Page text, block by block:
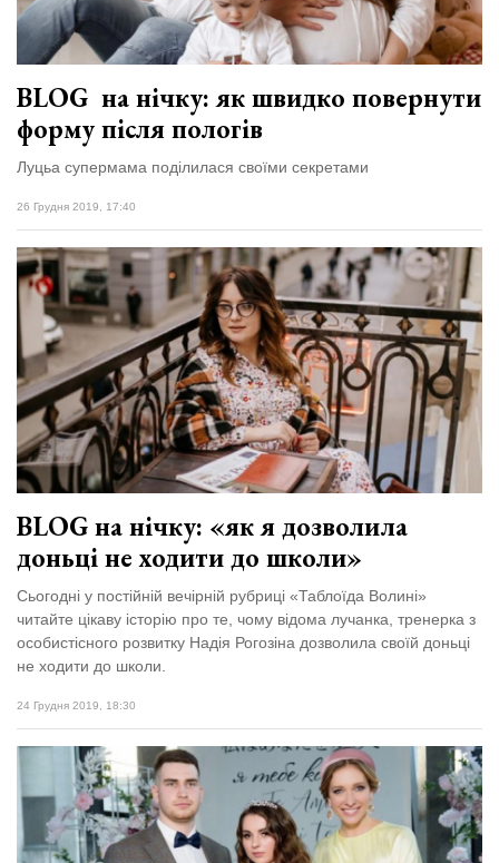
BLOG на нічку: як швидко повернути
форму після пологів
Луцьа супермама поділилася своїми секретами
26 Грудня 2019, 17:40
BLOG на нічку: «як я дозволила
доньці не ходити до школи»
Сьогодні у постійній вечірній рубриці «Таблоїда Волині»
читайте цікаву історію про те, чому відома лучанка, тренерка з
особистісного розвитку Надія Рогозіна дозволила своїй доньці
не ходити до школи.
24 Грудня 2019, 18:30